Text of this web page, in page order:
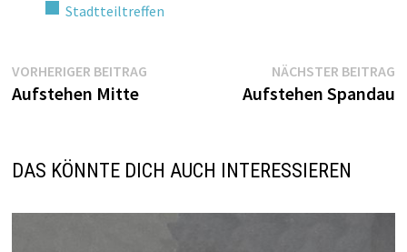
Stadtteiltreffen
Beitragsnavigation
VORHERIGER BEITRAGVorheriger
Aufstehen Mitte
NÄCHSTER BEITRAG
Aufstehen Spandau
DAS KÖNNTE DICH AUCH INTERESSIEREN